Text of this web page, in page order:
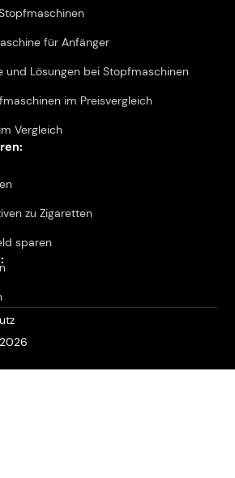
für Anfänger
und Lösungen bei Stopfmaschinen
im Preisvergleich
Vergleich
zu Zigaretten
sparen